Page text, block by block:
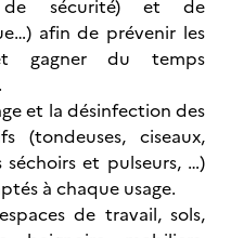
de sécurité) et de
afin de prévenir les
gagner du temps
et la désinfection des
(tondeuses, ciseaux,
séchoirs et pulseurs, …)
à chaque usage.
de travail, sols,